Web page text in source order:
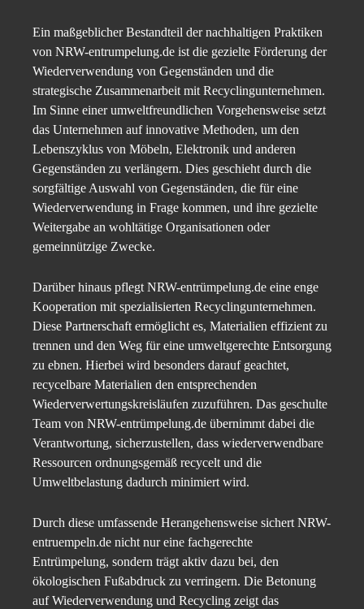
Ein maßgeblicher Bestandteil der nachhaltigen Praktiken
von NRW-entrumpelung.de ist die gezielte Förderung der
Wiederverwendung von Gegenständen und die
strategische Zusammenarbeit mit Recyclingunternehmen.
Im Sinne einer umweltfreundlichen Vorgehensweise setzt
das Unternehmen auf innovative Methoden, um den
Lebenszyklus von Möbeln, Elektronik und anderen
Gegenständen zu verlängern. Dies geschieht durch die
sorgfältige Auswahl von Gegenständen, die für eine
Wiederverwendung in Frage kommen, und ihre gezielte
Weitergabe an wohltätige Organisationen oder
gemeinnützige Zwecke.
Darüber hinaus pflegt NRW-entrümpelung.de eine enge
Kooperation mit spezialisierten Recyclingunternehmen.
Diese Partnerschaft ermöglicht es, Materialien effizient zu
trennen und den Weg für eine umweltgerechte Entsorgung
zu ebnen. Hierbei wird besonders darauf geachtet,
recycelbare Materialien den entsprechenden
Wiederverwertungskreisläufen zuzuführen. Das geschulte
Team von NRW-entrümpelung.de übernimmt dabei die
Verantwortung, sicherzustellen, dass wiederverwendbare
Ressourcen ordnungsgemäß recycelt und die
Umweltbelastung dadurch minimiert wird.
Durch diese umfassende Herangehensweise sichert NRW-
entruempeln.de nicht nur eine fachgerechte
Entrümpelung, sondern trägt aktiv dazu bei, den
ökologischen Fußabdruck zu verringern. Die Betonung
auf Wiederverwendung und Recycling zeigt das